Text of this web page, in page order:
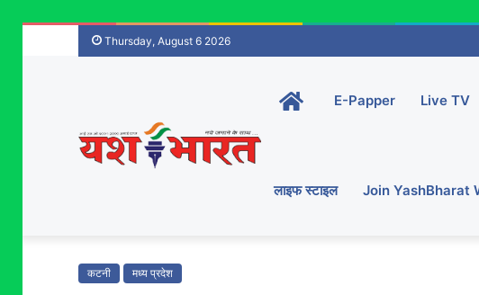
Thursday, August 6 2026
Home-
main
E-Papper Live TV
लाइफ स्टाइल Join YashBharat
कटनी मध्य प्रदेश